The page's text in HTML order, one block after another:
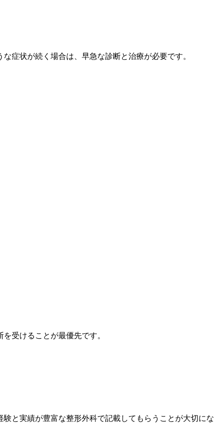
症状が続く場合は、早急な診断と治療が必要です。
受けることが最優先です。
と実績が豊富な整形外科で記載してもらうことが大切にな